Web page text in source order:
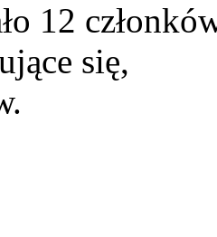
12
się,